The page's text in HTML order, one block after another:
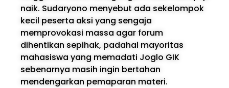
naik. Sudaryono menyebut ada sekelompok
kecil peserta aksi yang sengaja
memprovokasi massa agar forum
dihentikan sepihak, padahal mayoritas
mahasiswa yang memadati Joglo GIK
sebenarnya masih ingin bertahan
mendengarkan pemaparan materi.